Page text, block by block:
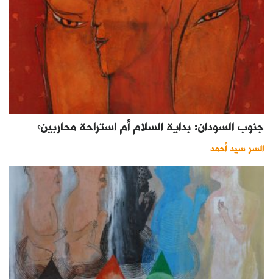
جنوب السودان: بداية السلام أم استراحة محاربين؟
السر سيد أحمد